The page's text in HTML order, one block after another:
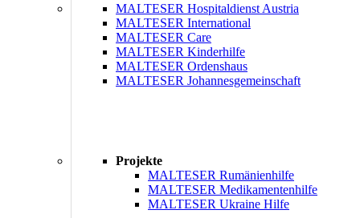
MALTESER Hospitaldienst Austria
MALTESER International
MALTESER Care
MALTESER Kinderhilfe
MALTESER Ordenshaus
MALTESER Johannesgemeinschaft
Projekte
MALTESER Rumänienhilfe
MALTESER Medikamentenhilfe
MALTESER Ukraine Hilfe